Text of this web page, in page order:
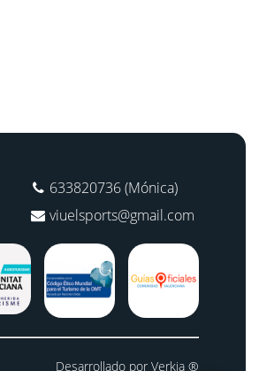
633820736 (Mónica)
viuelsports@gmail.com
Desarrollado por Verkia ®